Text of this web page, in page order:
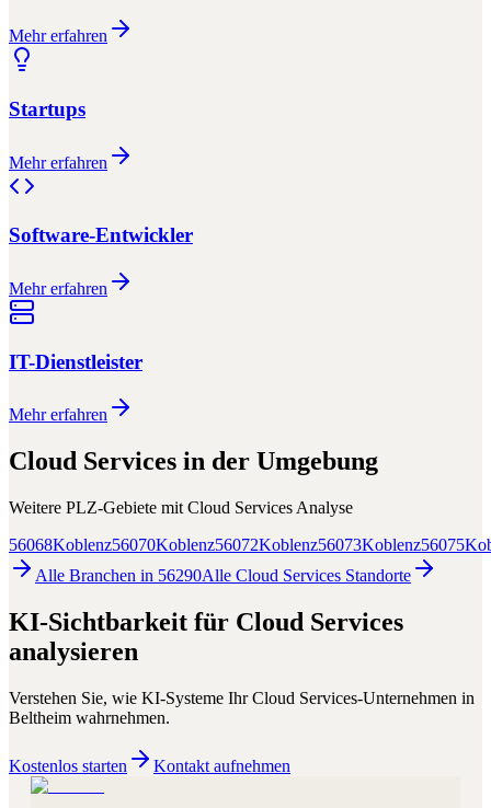
Mehr erfahren
Startups
Mehr erfahren
Software-Entwickler
Mehr erfahren
IT-Dienstleister
Mehr erfahren
Cloud Services in der Umgebung
Weitere PLZ-Gebiete mit Cloud Services Analyse
56068Koblenz56070Koblenz56072Koblenz56073Koblenz56075
Alle Branchen in 56290Alle Cloud Services Standorte
KI-Sichtbarkeit für Cloud Services
analysieren
Verstehen Sie, wie KI-Systeme IhrCloud Services-Unternehmen in
Beltheim wahrnehmen.
Kostenlos starten Kontakt aufnehmen